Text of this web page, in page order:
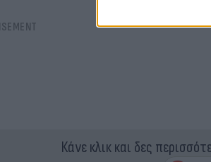
Κάνε κλικ και δες